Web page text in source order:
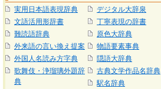
実用日本語表現辞典
文語活用形辞書
難読語辞典
外来語の言い換え提案
外国人名読み方字典
歌舞伎・浄瑠璃外題辞
典
デジタル大辞泉
丁寧表現の辞書
原色大辞典
物語要素事典
隠語大辞典
古典文学作品名辞典
駅名辞典